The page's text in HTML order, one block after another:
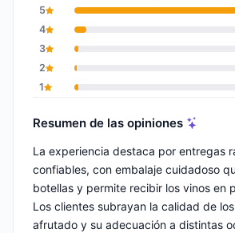
5
4
3
2
1
Resumen de las opiniones
La experiencia destaca por entregas
confiables, con embalaje cuidadoso
botellas y permite recibir los vinos en
Los clientes subrayan la calidad de
afrutado y su adecuación a distintas